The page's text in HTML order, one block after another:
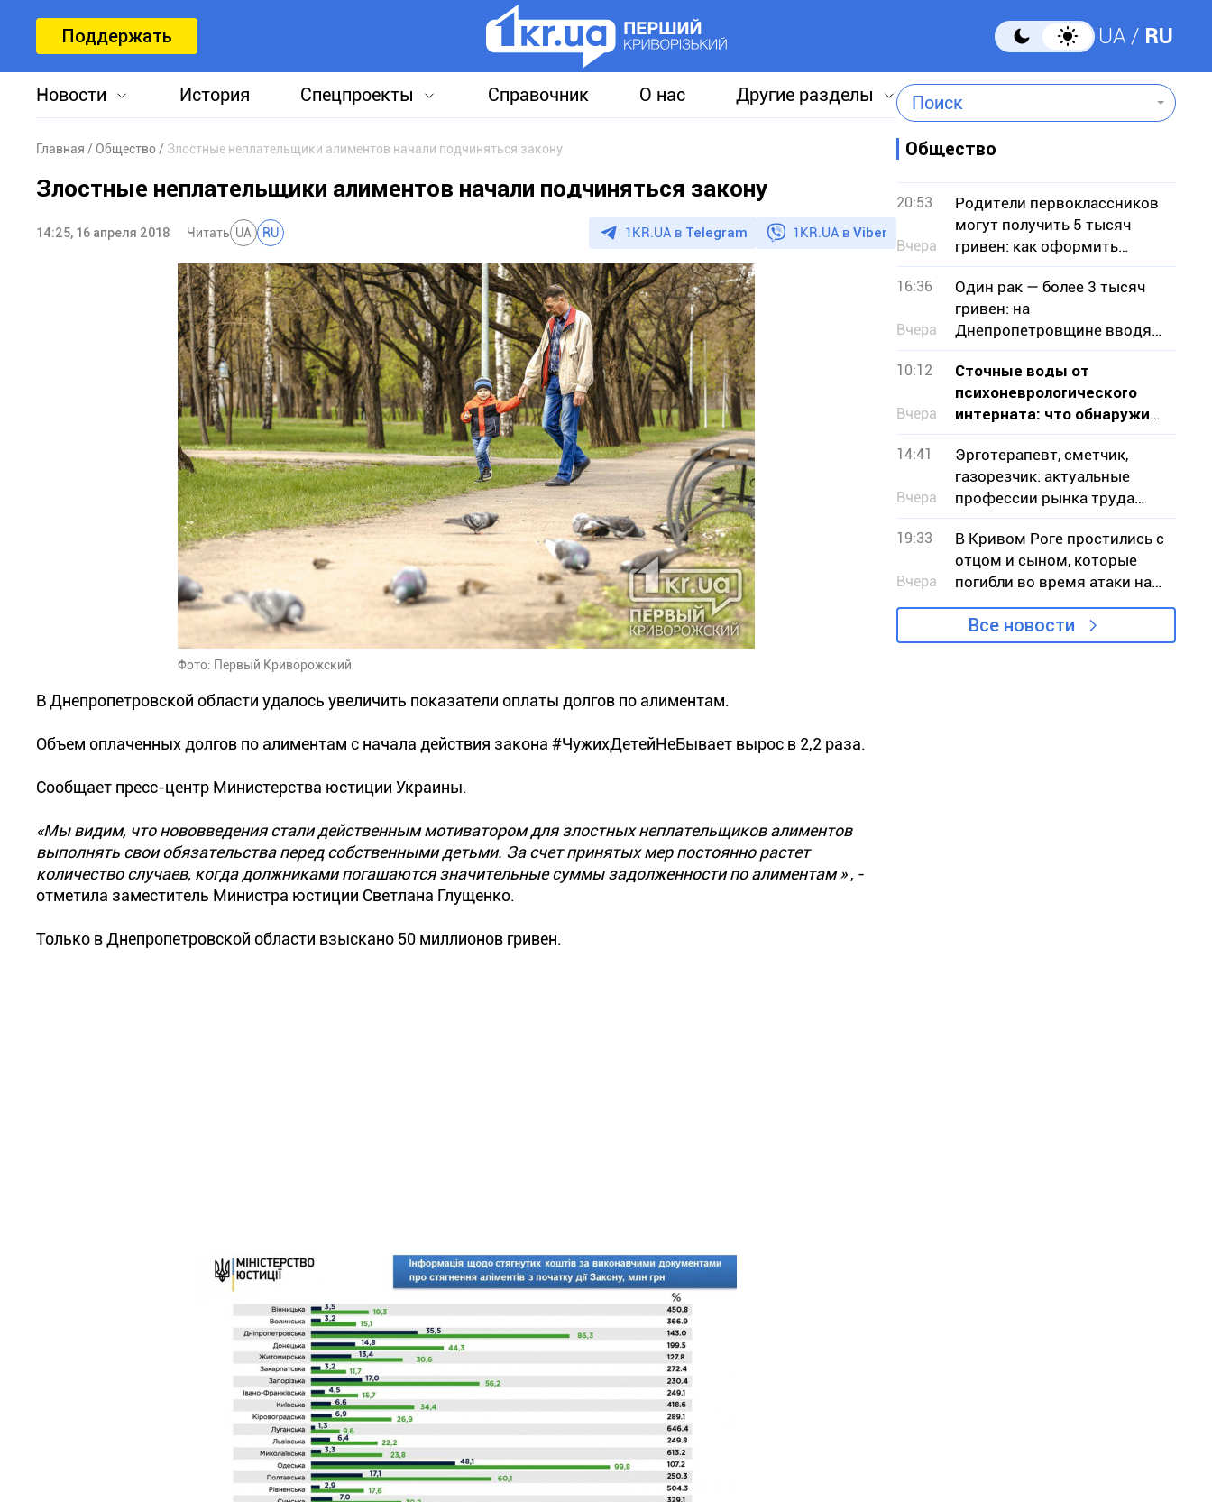
Поддержать UA RU
Новости История Спецпроекты Справочник О нас Другие разделы Поиск
Главная Общество Злостные неплательщики алиментов начали подчиняться закону
Злостные неплательщики алиментов начали подчиняться закону
14:25, 16 апреля 2018 Читать UA RU 1KR.UA в Telegram 1KR.UA в Viber
Фото: Первый Криворожский
В Днепропетровской области удалось увеличить показатели оплаты долгов по алиментам.
Объем оплаченных долгов по алиментам с начала действия закона #ЧужихДетейНеБывает вырос в 2,2 раза.
Сообщает пресс-центр Министерства юстиции Украины.
«Мы видим, что нововведения стали действенным мотиватором для злостных неплательщиков алиментов
выполнять свои обязательства перед собственными детьми. За счет принятых мер постоянно растет
количество случаев, когда должниками погашаются значительные суммы задолженности по алиментам », -
отметила заместитель Министра юстиции Светлана Глущенко.
Только в Днепропетровской области взыскано 50 миллионов гривен.
Общество
20:53
Вчера
Родители первоклассников
могут получить 5 тысяч
гривен: как оформить
«Пакет школьника»
16:36
Вчера
Один рак — более 3 тысяч
гривен: на
Днепропетровщине вводят
запрет на отлов
10:12
Вчера
Сточные воды от
психоневрологического
интерната: что обнаружила
проверка на Криворожье
14:41
Вчера
Эрготерапевт, сметчик,
газорезчик: актуальные
профессии рынка труда
Днепропетровщины в
августе
19:33
Вчера
В Кривом Роге простились с
отцом и сыном, которые
погибли во время атаки на
АЗС
Все новости